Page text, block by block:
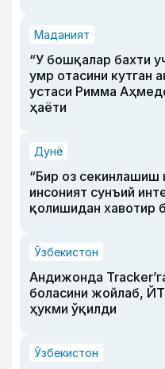
Маданият
“У бошқалар бахти
умр отасини кутган
устаси Римма
ҳаёти
Дунё
“Бир оз секинлашиш
инсоният сунъий
қолишидан хавотир
Ўзбекистон
Андижонда
боласини жойлаб,
ҳукми ўқилди
Ўзбекистон